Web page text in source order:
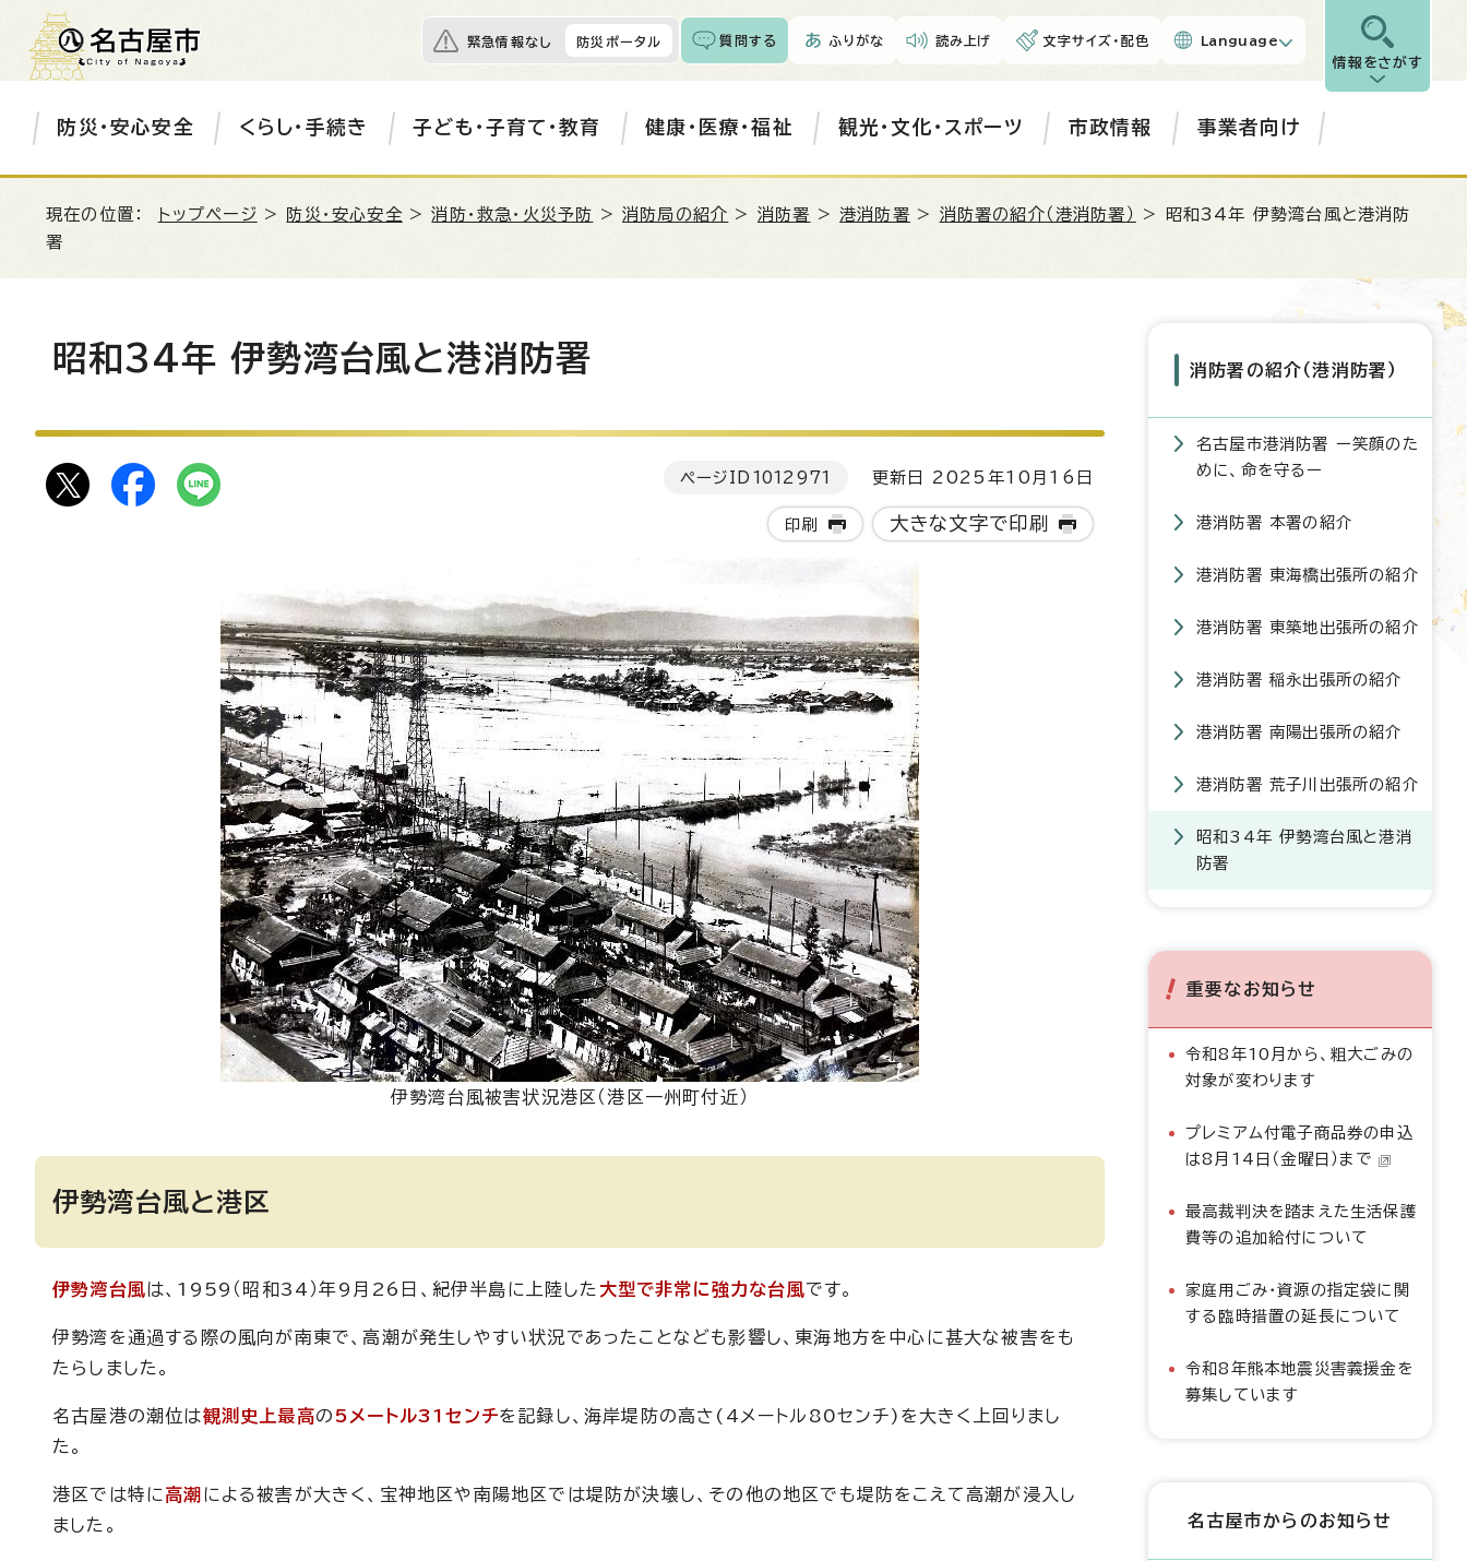
緊急情報なし 防災ポータル 質問する ふりがな 読み上げ 文字サイズ・配色 Language
情報をさがす
防災・安心安全 くらし・手続き 子ども・子育て・教育 健康・医療・福祉 観光・文化・スポーツ 市政情報 事業者向け
現在の位置： トップページ > 防災・安心安全>消防・救急・火災予防 >消防局の紹介 > 消防署 >港消防署 > 消防署の紹介（港消防署）
> 昭和34年 伊勢湾台風と港消防
署
昭和34年 伊勢湾台風と港消防署
ページID 1012971 更新日 2025年10月16日
印刷 大きな文字で印刷
伊勢湾台風被害状況港区（港区一州町付近）
伊勢湾台風と港区
伊勢湾台風は、1959（昭和34）年9月26日、紀伊半島に上陸した 大型で非常に強力な台風です。
伊勢湾を通過する際の風向が南東で、高潮が発生しやすい状況であったことなども影響し、東海地方を中心に甚大な被害をも
たらしました。
名古屋港の潮位は観測史上最高の 5メートル31センチを記録し、海岸堤防の高さ(4メートル80センチ)を大きく上回りまし
た。
港区では特に 高潮 による被害が大きく、宝神地区や南陽地区では堤防が決壊し、その他の地区でも堤防をこえて高潮が浸入し
ました。
消防署の紹介（港消防署）
名古屋市港消防署 ー笑顔のた
めに、命を守るー
港消防署 本署の紹介
港消防署 東海橋出張所の紹介
港消防署 東築地出張所の紹介
港消防署 稲永出張所の紹介
港消防署 南陽出張所の紹介
港消防署 荒子川出張所の紹介
昭和34年 伊勢湾台風と港消
防署
重要なお知らせ
令和8年10月から、粗大ごみの
対象が変わります
プレミアム付電子商品券の申込
は8月14日（金曜日）まで
最高裁判決を踏まえた生活保護
費等の追加給付について
家庭用ごみ・資源の指定袋に関
する臨時措置の延長について
令和8年熊本地震災害義援金を
募集しています
名古屋市からのお知らせ